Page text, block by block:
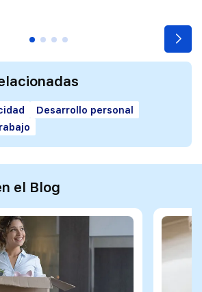
Desarrollo personal
el Blog